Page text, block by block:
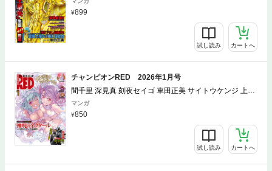
ップ・Ｎ・モーゼズ 田畑由秋 余湖裕輝 久織ちまき 槐 小
坂伊吹 小太刀右京 半月板損傷 中山昌亮 サイトウケンジ
上田信舟 間千里 たーちゃん 叶景太 稲山覚也 トホコウ 岸
馬きらく Xぴえろ 深見真 刻夜セイゴ 山口ミコト 北河ト
899
試し読み カートへ
チャンピオンRED 2026年1月号
間千里 深見真 刻夜セイゴ 車田正美 サイトウケンジ 上田
信舟 久織ちまき トホコウ 岸馬きらく Xぴえろ 木々津克
久 稲山覚也 Cuvie 槐 小坂伊吹 パーミン ブラッドレー・
ボンド＋フィリップ・Ｎ・モーゼズ 田畑由秋 余湖裕輝
吉野弘幸 佐藤健悦 たーちゃん 叶景太 阿部恭子 ブル 高橋
マンガ
850
試し読み カートへ